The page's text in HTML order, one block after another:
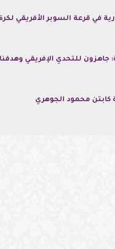
في قرعة السوبر الأفريقي
جاهزون للتحدي الإفريقي
كابتن محمود الجوهري